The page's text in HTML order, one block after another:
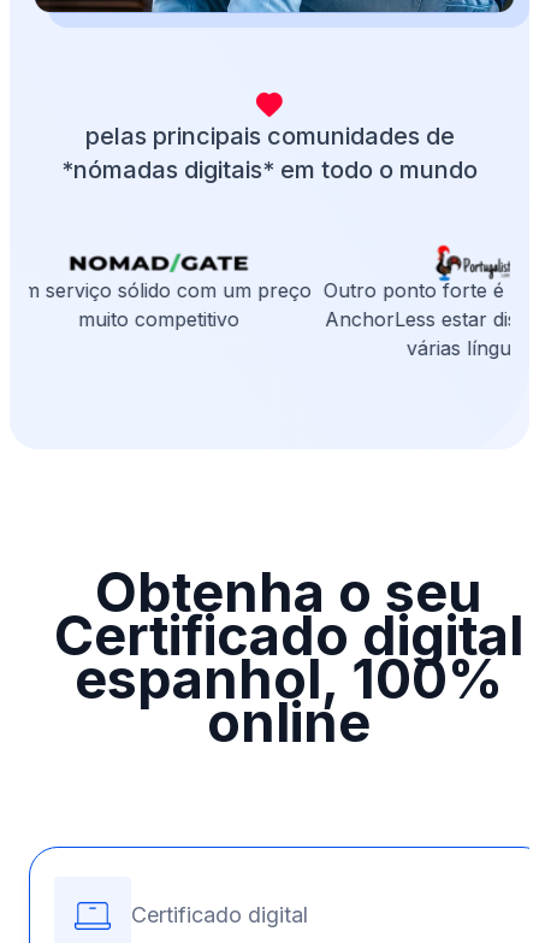
pelas principais comunidades de
*nómadas digitais* em todo o mundo
Um serviço sólido com um preço
muito competitivo
Outro ponto forte é o
AnchorLess estar
várias línguas.
Obtenha o seu
Certificado digital
espanhol, 100%
online
Certificado digital